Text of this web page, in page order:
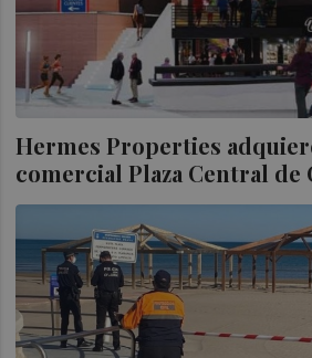
Hermes Properties
comercial Plaza Central de